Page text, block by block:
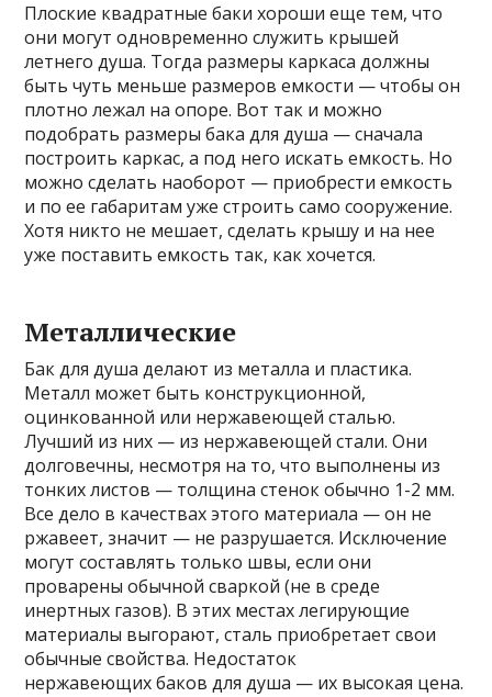
Плоские квадратные баки хороши еще тем, что
они могут одновременно служить крышей
летнего душа. Тогда размеры каркаса должны
быть чуть меньше размеров емкости — чтобы он
плотно лежал на опоре. Вот так и можно
подобрать размеры бака для душа — сначала
построить каркас, а под него искать емкость. Но
можно сделать наоборот — приобрести емкость
и по ее габаритам уже строить само сооружение.
Хотя никто не мешает, сделать крышу и на нее
уже поставить емкость так, как хочется.
Металлические
Бак для душа делают из металла и пластика.
Металл может быть конструкционной,
оцинкованной или нержавеющей сталью.
Лучший из них — из нержавеющей стали. Они
долговечны, несмотря на то, что выполнены из
тонких листов — толщина стенок обычно 1-2 мм.
Все дело в качествах этого материала — он не
ржавеет, значит — не разрушается. Исключение
могут составлять только швы, если они
проварены обычной сваркой (не в среде
инертных газов). В этих местах легирующие
материалы выгорают, сталь приобретает свои
обычные свойства. Недостаток
нержавеющих баков для душа — их высокая цена.